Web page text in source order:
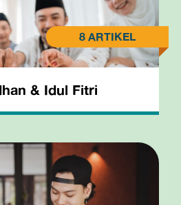
& Idul Fitri